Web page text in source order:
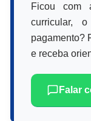
Ficou com
curricular,
pagamento?
e receba
Falar